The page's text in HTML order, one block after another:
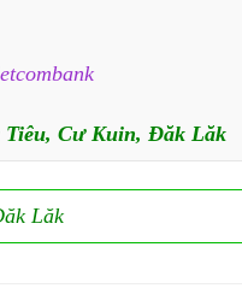
Tiêu, Cư Kuin, Đăk Lăk
Lăk